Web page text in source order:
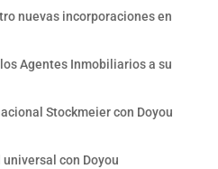
nuevas incorporaciones en
Agentes Inmobiliarios a su
Stockmeier con Doyou
con Doyou